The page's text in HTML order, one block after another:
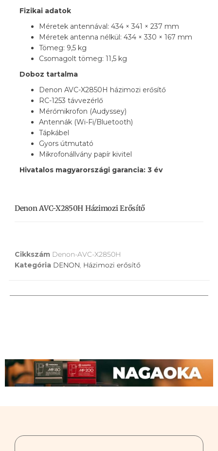
Fizikai adatok
Méretek antennával: 434 × 341 × 237 mm
Méretek antenna nélkül: 434 × 330 × 167 mm
Tömeg: 9,5 kg
Csomagolt tömeg: 11,5 kg
Doboz tartalma
Denon AVC-X2850H házimozi erősítő
RC-1253 távvezérlő
Mérőmikrofon (Audyssey)
Antennák (Wi-Fi/Bluetooth)
Tápkábel
Gyors útmutató
Mikrofonállvány papír kivitel
Hivatalos magyarországi garancia: 3 év
Denon AVC-X2850H Házimozi Erősítő
Cikkszám Denon-AVC-X2850H
Kategória DENON, Házimozi erősítő